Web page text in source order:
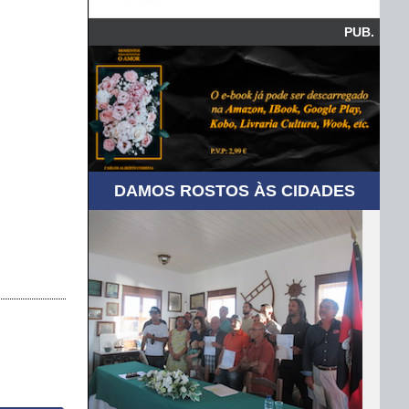
PUB.
DAMOS ROSTOS ÀS CIDADES